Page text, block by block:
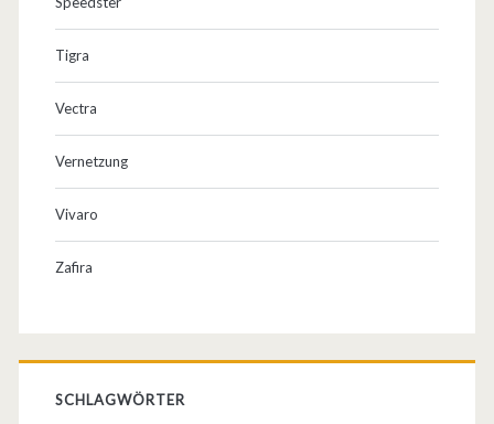
Tigra
Vectra
Vernetzung
Vivaro
Zafira
SCHLAGWÖRTER